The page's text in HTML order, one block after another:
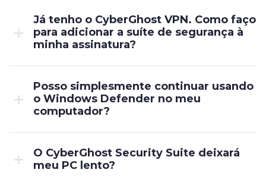
Já tenho o CyberGhost VPN. Como faço
para adicionar a suíte de segurança à
minha assinatura?
Posso simplesmente continuar usando
o Windows Defender no meu
computador?
O CyberGhost Security Suite deixará
meu PC lento?